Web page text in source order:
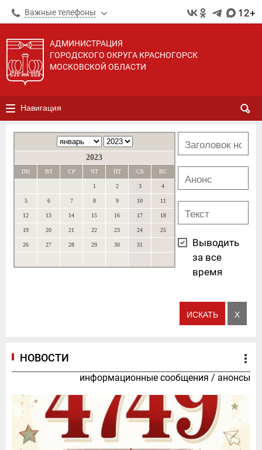
Важные телефоны 12+
АДМИНИСТРАЦИЯ
ГОРОДСКОГО ОКРУГА КРАСНОГОРСК
МОСКОВСКОЙ ОБЛАСТИ
Навигация
2023
ПН ВТ СР ЧТ ПТ СБ ВС
1 2 3 4
5 6 7 8 9 10 11
12 13 14 15 16 17 18
19 20 21 22 23 24 25
26 27 28 29 30 31
Выводить
за все
время
НОВОСТИ
информационные сообщения / анонсы